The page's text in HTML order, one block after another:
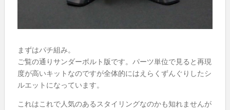
まずはパチ組み。
ご覧の通りサンダーボルト版です。パーツ単位で見ると再現
度が高いキットなのですが全体的にはえらくずんぐりしたシ
ルエットになっています。
これはこれで人気のあるスタイリングなのかも知れませんが